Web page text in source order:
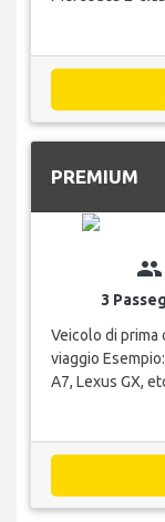
PREMIUM
group
3
Veicolo di prima
viaggio
A7, Lexus GX,